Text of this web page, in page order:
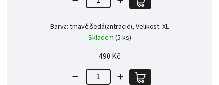
Barva: tmavě šedá(antracid), Velikost: XL
Skladem (5 ks)
490 Kč